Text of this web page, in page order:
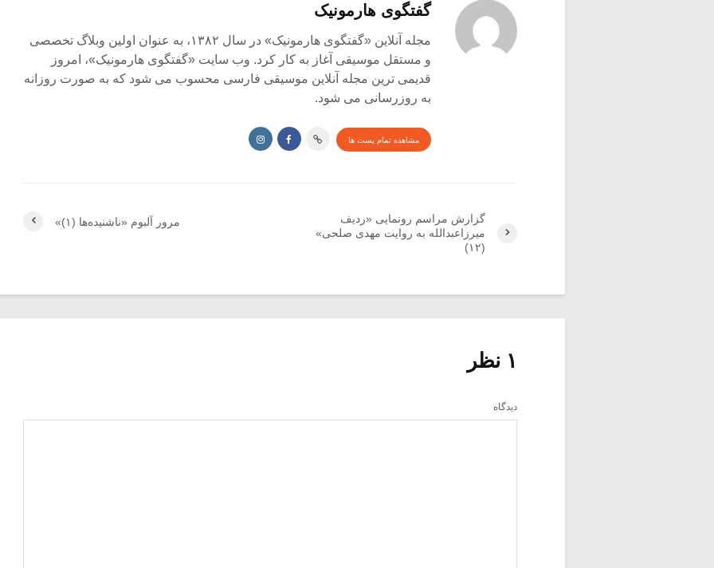
گفتگوی هارمونیک
مجله آنلاین «گفتگوی هارمونیک» در سال ۱۳۸۲، به عنوان اولین وبلاگ تخصصی
و مستقل موسیقی آغاز به کار کرد. وب سایت «گفتگوی هارمونیک»، امروز
قدیمی ترین مجله آنلاین موسیقی فارسی محسوب می شود که به صورت روزانه
به روزرسانی می شود.
مشاهده تمام پست ها
مرور آلبوم «ناشنیده‌ها (۱)»
گزارش مراسم رونمایی «ردیف
میرزاعبدالله به روایت مهدی صلحی»
(۱۲)
۱ نظر
دیدگاه